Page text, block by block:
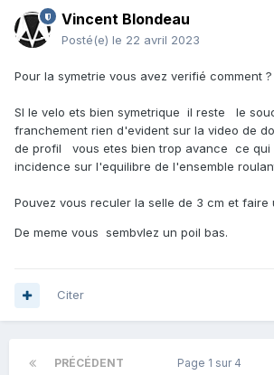
Vincent Blondeau
Posté(e) le 22 avril 2023
Pour la symetrie vous avez verifié comment ?
SI le velo ets bien symetrique il reste le
franchement rien d'evident sur la video de
de profil vous etes bien trop avance ce qui
incidence sur l'equilibre de l'ensemble
Pouvez vous reculer la selle de 3 cm et faire
De meme vous sembvlez un poil bas.
Citer
PRÉCÉDENT Page 1 sur 4